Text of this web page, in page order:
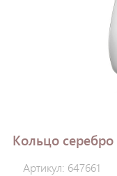
Кольцо
Артикул: 647661